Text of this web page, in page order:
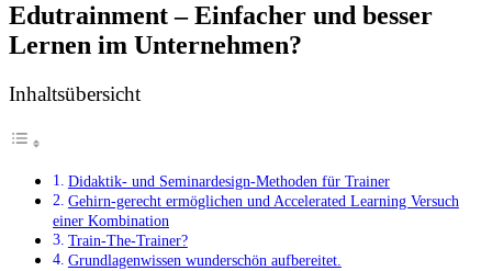
Edutrainment – Einfacher und besser
Lernen im Unternehmen?
Inhaltsübersicht
Didaktik- und Seminardesign-Methoden für Trainer
Gehirn-gerecht ermöglichen und Accelerated Learning Versuch
einer Kombination
Train-The-Trainer?
Grundlagenwissen wunderschön aufbereitet.